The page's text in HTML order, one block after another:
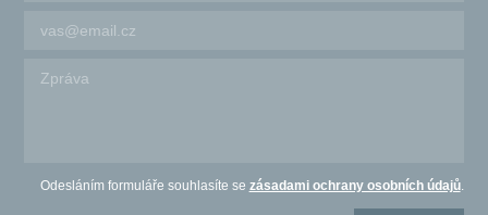
Odesláním formuláře souhlasíte se zásadami ochrany osobních údajů.